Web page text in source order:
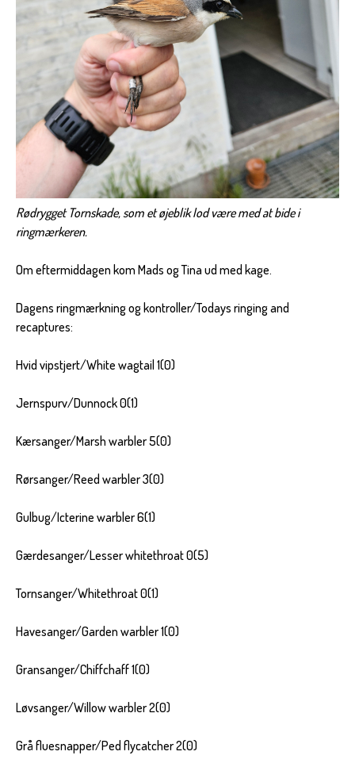
Rødrygget Tornskade, som et øjeblik lod være med at bide i
ringmærkeren.
Om eftermiddagen kom Mads og Tina ud med kage.
Dagens ringmærkning og kontroller/Todays ringing and
recaptures:
Hvid vipstjert/White wagtail 1(0)
Jernspurv/Dunnock 0(1)
Kærsanger/Marsh warbler 5(0)
Rørsanger/Reed warbler 3(0)
Gulbug/Icterine warbler 6(1)
Gærdesanger/Lesser whitethroat 0(5)
Tornsanger/Whitethroat 0(1)
Havesanger/Garden warbler 1(0)
Gransanger/Chiffchaff 1(0)
Løvsanger/Willow warbler 2(0)
Grå fluesnapper/Ped flycatcher 2(0)